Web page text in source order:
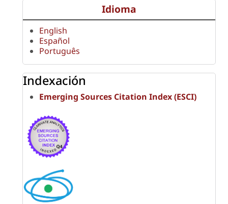
Idioma
English
Español
Português
Indexación
Emerging Sources Citation Index (ESCI)